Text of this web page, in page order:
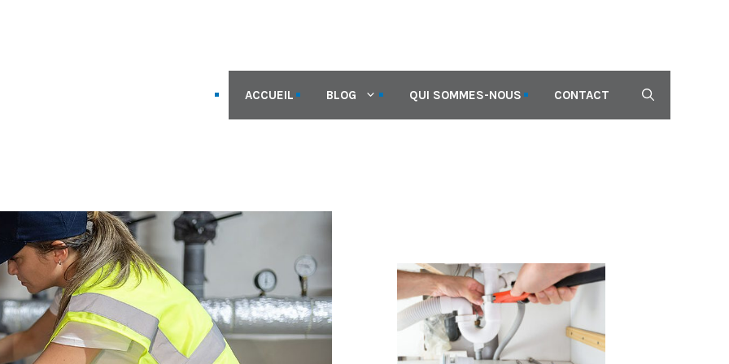
ACCUEIL BLOG QUI SOMMES-NOUS CONTACT